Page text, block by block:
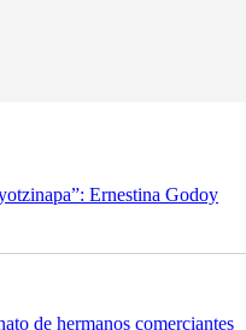
Ernestina Godoy
de hermanos comerciantes